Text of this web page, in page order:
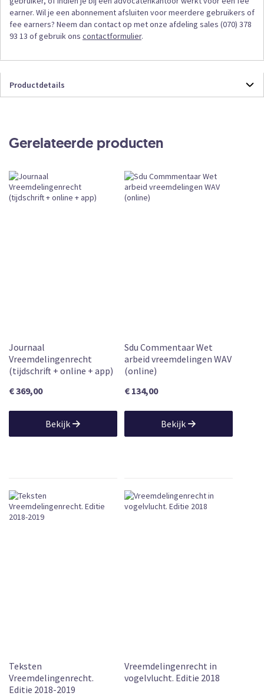
earner. Wil je een abonnement afsluiten voor meerdere gebruikers of
fee earners? Neem dan contact op met onze afdeling sales (070) 378
93 13 of gebruik ons contactformulier.
Productdetails
Abonnement
Gerelateerde producten
Journaal
Vreemdelingenrecht
(tijdschrift + online + app)
€ 369,00
Bekijk
Sdu Commentaar Wet
arbeid vreemdelingen WAV
(online)
€ 134,00
Bekijk
Teksten
Vreemdelingenrecht.
Editie 2018-2019
Vreemdelingenrecht in
vogelvlucht. Editie 2018